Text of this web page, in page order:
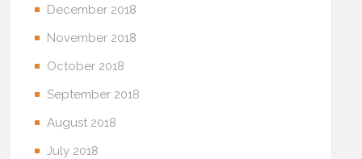
December 2018
November 2018
October 2018
September 2018
August 2018
July 2018